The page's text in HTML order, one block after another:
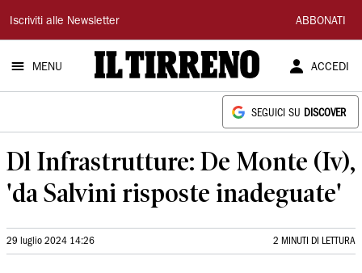
Il
Tirreno
Iscriviti alle Newsletter ABBONATI
MENU ACCEDI
SEGUICI SU DISCOVER
Dl Infrastrutture: De Monte (Iv),
'da Salvini risposte inadeguate'
29 luglio 2024 14:26 2 MINUTI DI LETTURA